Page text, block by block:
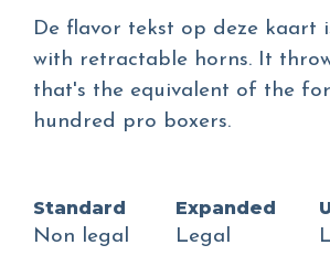
De flavor tekst op deze kaart
with retractable horns. It
that's the equivalent of the
hundred pro boxers.
Standard
Non legal
Expanded
Legal